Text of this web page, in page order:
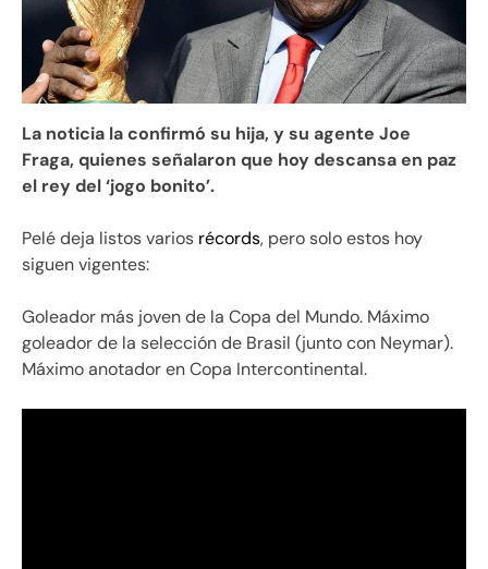
La noticia la confirmó su hija, y su agente Joe
Fraga, quienes señalaron que hoy descansa en paz
el rey del ‘jogo bonito’.
Pelé deja listos varios récords, pero solo estos hoy
siguen vigentes:
Goleador más joven de la Copa del Mundo. Máximo
goleador de la selección de Brasil (junto con Neymar).
Máximo anotador en Copa Intercontinental.